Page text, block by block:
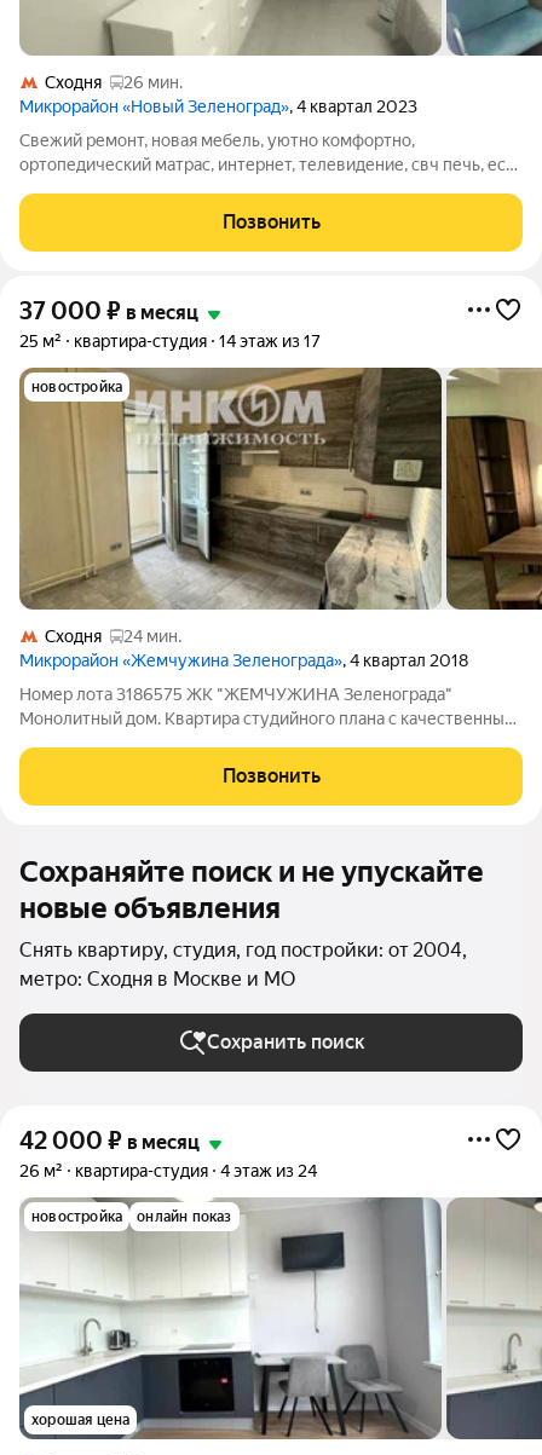
Сходня
26 мин.
Микрорайон «Новый Зеленоград», 4 квартал 2023
Свежий ремонт, новая мебель, уютно комфортно,
ортопедический матрас, интернет, телевидение, свч печь, есть
белья, холодильник. Большой шкаф в прихожей, тумба под
телевизором так же подойдет
Позвонить
37 000 ₽ в месяц
25 м² квартира-студия 14 этаж из 17
новостройка
Сходня
24 мин.
Микрорайон «Жемчужина Зеленограда», 4 квартал 2018
Номер лота 3186575 ЖК "ЖЕМЧУЖИНА Зеленограда"
Монолитный дом. Квартира студийного плана с качественным
европейских производителей. Санузел евростандарт. Лоджия
с панорамным остеклением.Полностью
Позвонить
Сохраняйте поиск и не упускайте
новые объявления
Снять квартиру, студия, год постройки: от 2004,
метро: Сходня в Москве и МО
Сохранить поиск
42 000 ₽ в месяц
26 м² квартира-студия 4 этаж из 24
новостройка онлайн показ
хорошая цена